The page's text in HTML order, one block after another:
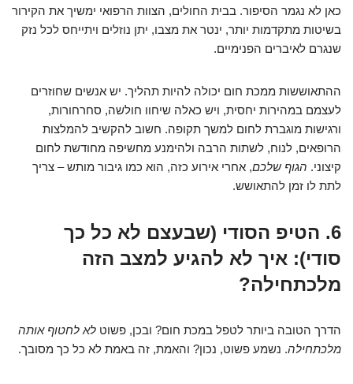
כאן לא נגמר הסיפור. בבית החולים, הצוות הרפואי ימשיך את הקירור
בשיטות מתקדמות יותר, ינטר את מצבו, יתן נוזלים ויתייחס לכל נזק
שנגרם לאיברים הפנימיים.
ההתאוששות ממכת חום יכולה להיות תהליך. יש אנשים שחוזרים
לעצמם במהירות יחסית, ויש כאלה שיחוו חולשה, סחרחורות,
ורגישות מוגברת לחום למשך תקופה. חשוב להקשיב להמלצות
הרופאים, לנוח, לשתות הרבה ולהימנע מחשיפה מחודשת לחום
קיצוני. הגוף שלכם, אחרי אירוע כזה, הוא כמו גיבור מותש – צריך
לתת לו זמן להתאושש.
6. הטיפ הסודי (שבעצם לא כל כך
סודי): איך לא להגיע למצב הזה
מלכתחילה?
הדרך הטובה ביותר לטפל במכת חום? ובכן, פשוט לא לחטוף אותה
מלכתחילה. נשמע פשוט, נכון? והאמת, זה באמת לא כל כך מסובך.